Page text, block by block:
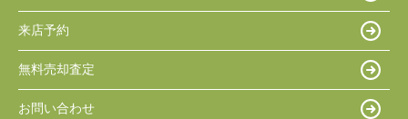
来店予約
無料売却査定
お問い合わせ